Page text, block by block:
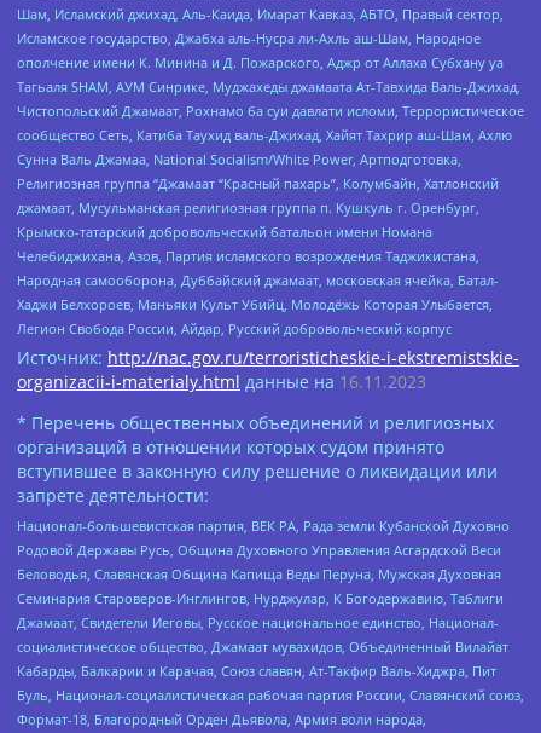
Шам, Исламский джихад, Аль-Каида, Имарат Кавказ, АБТО, Правый сектор,
Исламское государство, Джабха аль-Нусра ли-Ахль аш-Шам, Народное
ополчение имени К. Минина и Д. Пожарского, Аджр от Аллаха Субхану уа
Тагьаля SHAM, АУМ Синрике, Муджахеды джамаата Ат-Тавхида Валь-Джихад,
Чистопольский Джамаат, Рохнамо ба суи давлати исломи, Террористическое
сообщество Сеть, Катиба Таухид валь-Джихад, Хайят Тахрир аш-Шам, Ахлю
Сунна Валь Джамаа, National Socialism/White Power, Артподготовка,
Религиозная группа “Джамаат “Красный пахарь”, Колумбайн, Хатлонский
джамаат, Мусульманская религиозная группа п. Кушкуль г. Оренбург,
Крымско-татарский добровольческий батальон имени Номана
Челебиджихана, Азов, Партия исламского возрождения Таджикистана,
Народная самооборона, Дуббайский джамаат, московская ячейка, Батал-
Хаджи Белхороев, Маньяки Культ Убийц, Молодёжь Которая Улыбается,
Легион Свобода России, Айдар, Русский добровольческий корпус
Источник: http://nac.gov.ru/terroristicheskie-i-ekstremistskie-
organizacii-i-materialy.html данные на 16.11.2023
* Перечень общественных объединений и религиозных
организаций в отношении которых судом принято
вступившее в законную силу решение о ликвидации или
запрете деятельности:
Национал-большевистская партия, ВЕК РА, Рада земли Кубанской Духовно
Родовой Державы Русь, Община Духовного Управления Асгардской Веси
Беловодья, Славянская Община Капища Веды Перуна, Мужская Духовная
Семинария Староверов-Инглингов, Нурджулар, К Богодержавию, Таблиги
Джамаат, Свидетели Иеговы, Русское национальное единство, Национал-
социалистическое общество, Джамаат мувахидов, Объединенный Вилайат
Кабарды, Балкарии и Карачая, Союз славян, Ат-Такфир Валь-Хиджра, Пит
Буль, Национал-социалистическая рабочая партия России, Славянский союз,
Формат-18, Благородный Орден Дьявола, Армия воли народа,